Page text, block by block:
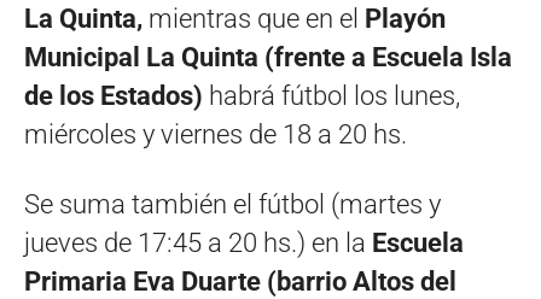
La Quinta, mientras que en el Playón
Municipal La Quinta (frente a Escuela Isla
de los Estados) habrá fútbol los lunes,
miércoles y viernes de 18 a 20 hs.
Se suma también el fútbol (martes y
jueves de 17:45 a 20 hs.) en la Escuela
Primaria Eva Duarte (barrio Altos del